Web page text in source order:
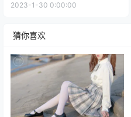
2023-1-30 0:00:00
猜你喜欢